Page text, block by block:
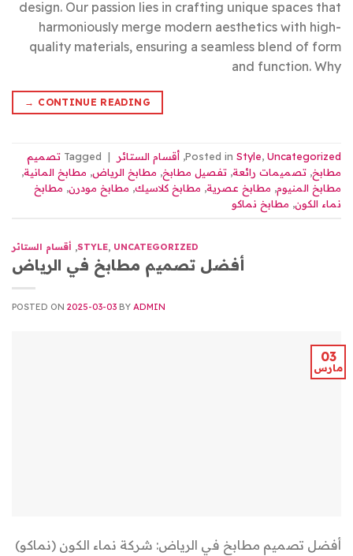
design. Our passion lies in crafting unique spaces that
harmoniously merge modern aesthetics with high-
quality materials, ensuring a seamless blend of form
and function. Why
CONTINUE READING
→
Posted in Style, Uncategorized
, أقسام الستائر |
Tagged تصميم
مطابخ, تصميمات رائعة, تفصيل مطابخ, مطابخ الرياض, مطابخ المانية,
مطابخ المنيوم, مطابخ عصرية, مطابخ كلاسيك, مطابخ مودرن, مطابخ
نماء الكون, مطابخ نماكو
STYLE UNCATEGORIZED أقسام الستائر
أفضل تصميم مطابخ في الرياض
POSTED ON 2025-03-03 BY ADMIN
03
مارس
أفضل تصميم مطابخ في الرياض: شركة نماء الكون (نماكو)